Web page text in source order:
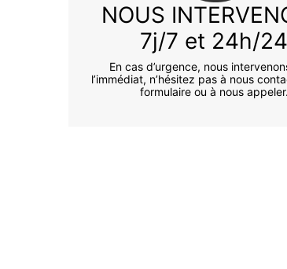
NOUS
7j/7 et 24h/24
En cas d’urgence, nous
l’immédiat, n’hésitez pas à nous
formulaire ou à nous appeler.